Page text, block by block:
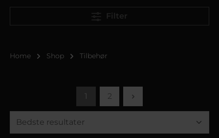
Filter
Home Shop Tilbehør
1 2